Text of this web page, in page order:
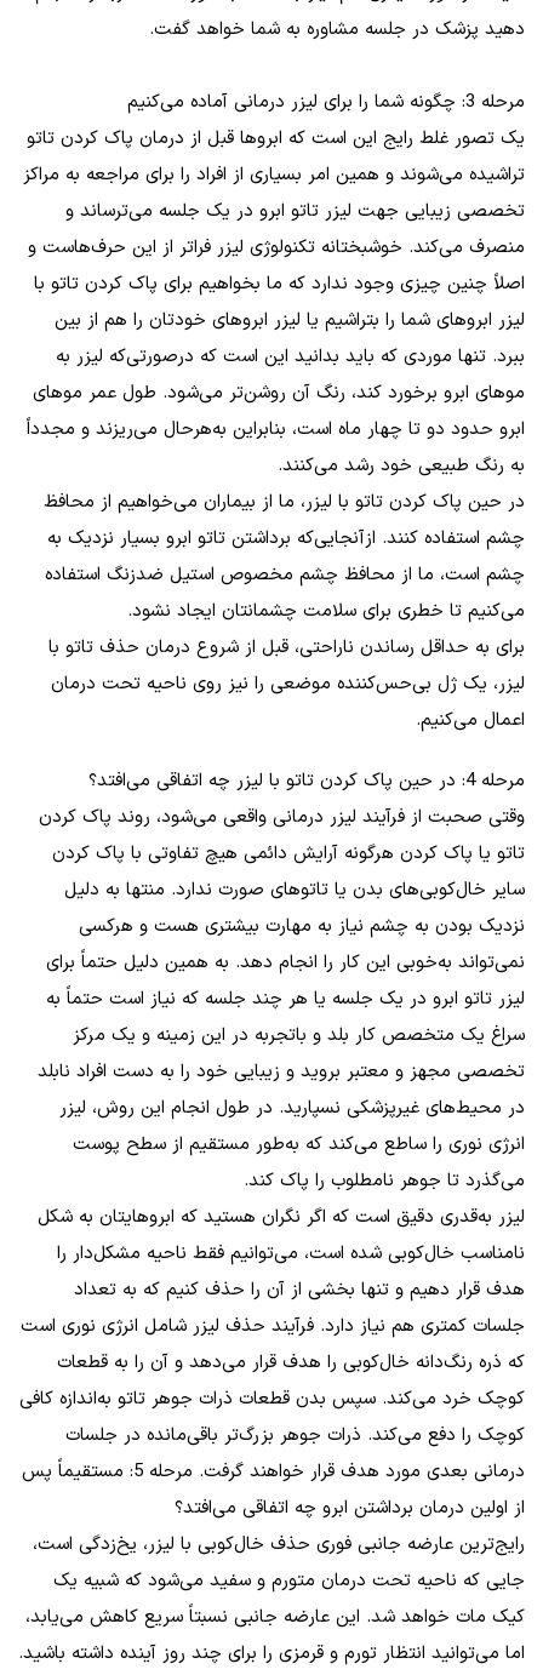
دهید پزشک در جلسه مشاوره به شما خواهد گفت.
مرحله 3: چگونه شما را برای لیزر درمانی آماده می‌کنیم
یک تصور غلط رایج این است که ابروها قبل از درمان پاک کردن تاتو
تراشیده می‌شوند و همین امر بسیاری از افراد را برای مراجعه به مراکز
تخصصی زیبایی جهت لیزر تاتو ابرو در یک جلسه می‌ترساند و
منصرف می‌کند. خوشبختانه تکنولوژی لیزر فراتر از این حرف‌هاست و
اصلاً چنین چیزی وجود ندارد که ما بخواهیم برای پاک کردن تاتو با
لیزر ابروهای شما را بتراشیم یا لیزر ابروهای خودتان را هم از بین
ببرد. تنها موردی که باید بدانید این است که درصورتی‌که لیزر به
موهای ابرو برخورد کند، رنگ آن روشن‌تر می‌شود. طول عمر موهای
ابرو حدود دو تا چهار ماه است، بنابراین به‌هرحال می‌ریزند و مجدداً
به رنگ طبیعی خود رشد می‌کنند.
در حین پاک کردن تاتو با لیزر، ما از بیماران می‌خواهیم از محافظ
چشم استفاده کنند. ازآنجایی‌که برداشتن تاتو ابرو بسیار نزدیک به
چشم است، ما از محافظ چشم مخصوص استیل ضدزنگ استفاده
می‌کنیم تا خطری برای سلامت چشمانتان ایجاد نشود.
برای به حداقل رساندن ناراحتی، قبل از شروع درمان حذف تاتو با
لیزر، یک ژل بی‌حس‌کننده موضعی را نیز روی ناحیه تحت درمان
اعمال می‌کنیم.
مرحله 4: در حین پاک کردن تاتو با لیزر چه اتفاقی می‌افتد؟
وقتی صحبت از فرآیند لیزر درمانی واقعی می‌شود، روند پاک کردن
تاتو یا پاک کردن هرگونه آرایش دائمی هیچ تفاوتی با پاک کردن
سایر خال‌کوبی‌های بدن یا تاتوهای صورت ندارد. منتها به دلیل
نزدیک بودن به چشم نیاز به مهارت بیشتری هست و هرکسی
نمی‌تواند به‌خوبی این کار را انجام دهد. به همین دلیل حتماً برای
لیزر تاتو ابرو در یک جلسه یا هر چند جلسه که نیاز است حتماً به
سراغ یک متخصص کار بلد و باتجربه در این زمینه و یک مرکز
تخصصی مجهز و معتبر بروید و زیبایی خود را به دست افراد نابلد
در محیط‌های غیرپزشکی نسپارید. در طول انجام این روش، لیزر
انرژی نوری را ساطع می‌کند که به‌طور مستقیم از سطح پوست
می‌گذرد تا جوهر نامطلوب را پاک کند.
لیزر به‌قدری دقیق است که اگر نگران هستید که ابروهایتان به شکل
نامناسب خال‌کوبی شده است، می‌توانیم فقط ناحیه مشکل‌دار را
هدف قرار دهیم و تنها بخشی از آن را حذف کنیم که به تعداد
جلسات کمتری هم نیاز دارد. فرآیند حذف لیزر شامل انرژی نوری است
که ذره رنگ‌دانه خال‌کوبی را هدف قرار می‌دهد و آن را به قطعات
کوچک خرد می‌کند. سپس بدن قطعات ذرات جوهر تاتو به‌اندازه کافی
کوچک را دفع می‌کند. ذرات جوهر بزرگ‌تر باقی‌مانده در جلسات
درمانی بعدی مورد هدف قرار خواهند گرفت. مرحله 5: مستقیماً پس
از اولین درمان برداشتن ابرو چه اتفاقی می‌افتد؟
رایج‌ترین عارضه جانبی فوری حذف خال‌کوبی با لیزر، یخ‌زدگی است،
جایی که ناحیه تحت درمان متورم و سفید می‌شود که شبیه یک
کیک مات خواهد شد. این عارضه جانبی نسبتاً سریع کاهش می‌یابد،
اما می‌توانید انتظار تورم و قرمزی را برای چند روز آینده داشته باشید.